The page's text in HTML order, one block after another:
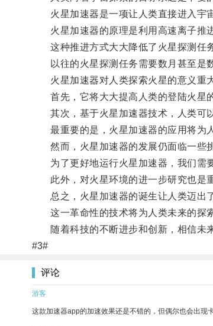
火星加速器是一项让人类直接进入宇宙
火星加速器的原理是利用高速离子推进
这种推进方式大大降低了火星探测任务
以往的火星探测任务需要数月甚至是数
火星加速器对人类探索火星的意义重大
首先，它将大大提高人类的登陆火星的
其次，基于火星加速器技术，人类可以
最重要的是，火星加速器的应用将为人
然而，火星加速器的发展仍面临一些挑
为了更好地运行火星加速器，我们需要
此外，对火星环境的进一步研究也是重
总之，火星加速器的诞生让人类迈出了
这一革命性的技术将为人类未来的探索
随着科技的不断进步和创新，相信未来
#3#
评论
游客
这款加速器app的加速效果还是不错的，但偶尔也会出现